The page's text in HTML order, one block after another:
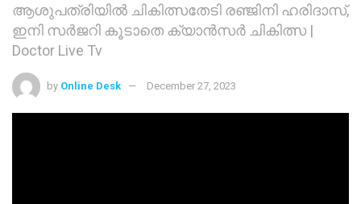
ആശുപത്രിയില്‍ ചികിത്സതേടി രഞ്ജിനി ഹരിദാസ്,
ഇനി സര്‍ജറി കൂടാതെ ക്യാന്‍സര്‍ ചികിത്സ |
Doctor Live Tv
by Online Desk December 27, 2023